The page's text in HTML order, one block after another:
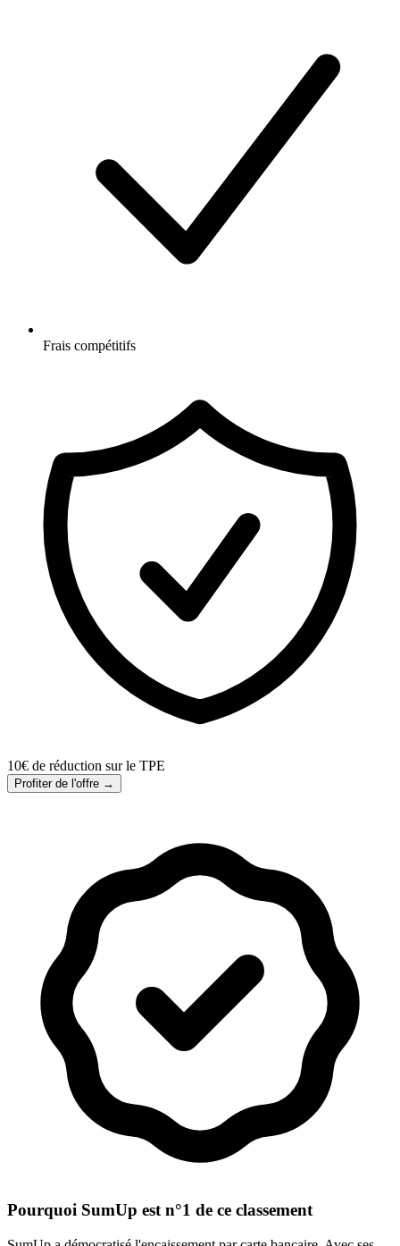
Frais compétitifs
10€ de réduction sur le TPE
Profiter de l'offre →
Pourquoi SumUp est n°1 de ce classement